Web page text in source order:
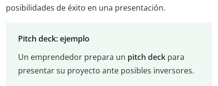
posibilidades de éxito en una presentación.
Pitch deck: ejemplo
Un emprendedor prepara un pitch deckpara
presentar su proyecto ante posibles inversores.